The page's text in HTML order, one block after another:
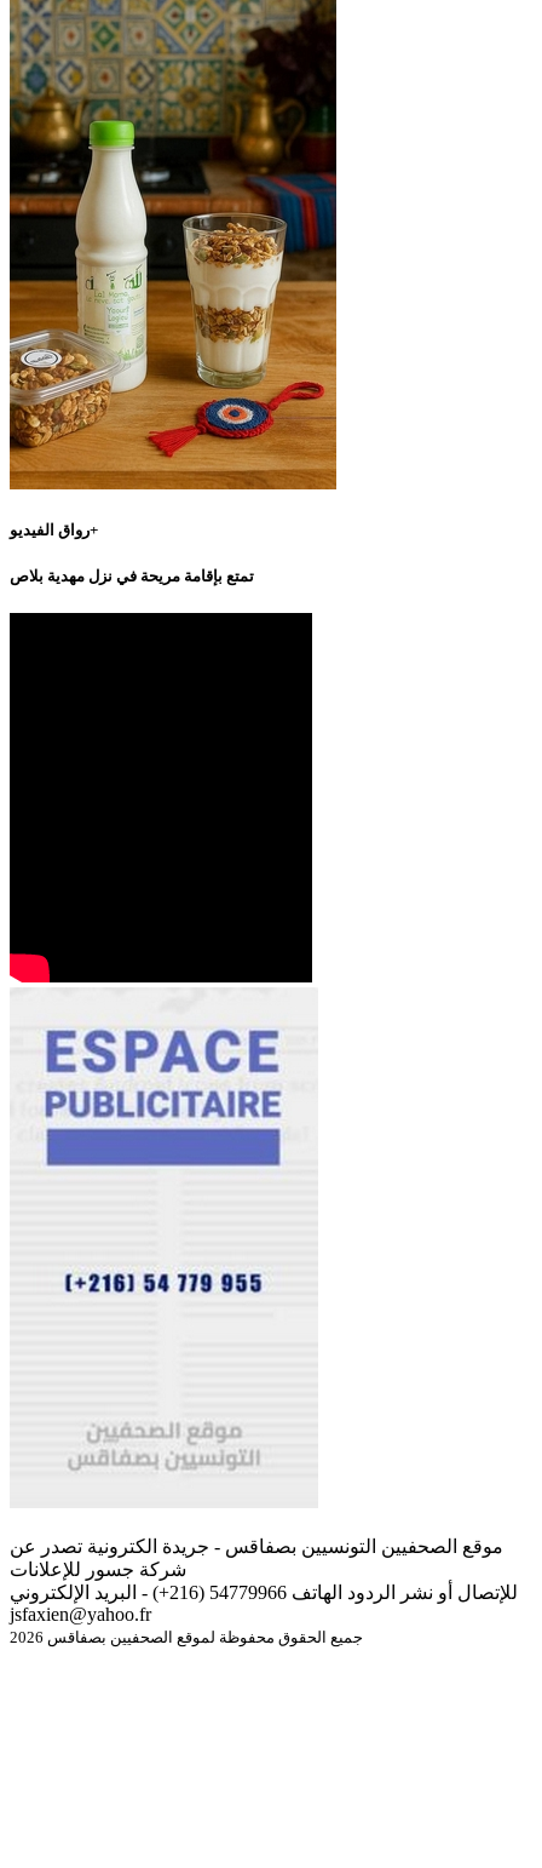
رواق الفيديو+
تمتع بإقامة مريحة في نزل مهدية بلاص
موقع الصحفيين التونسيين بصفاقس - جريدة الكترونية تصدر عن
شركة جسور للإعلانات
للإتصال أو نشر الردود الهاتف 54779966 (216+) - البريد الإلكتروني
jsfaxien@yahoo.fr
جميع الحقوق محفوظة لموقع الصحفيين بصفاقس 2026